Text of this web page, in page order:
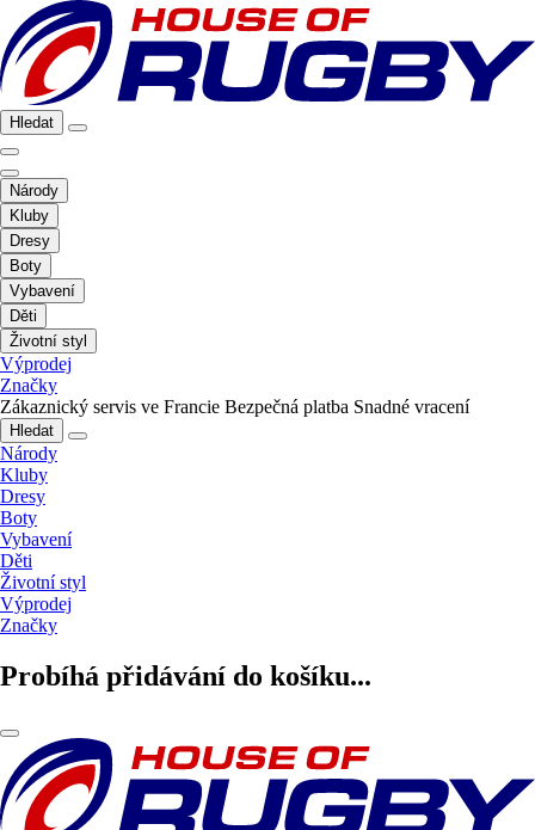
Hledat
Národy
Kluby
Dresy
Boty
Vybavení
Děti
Životní styl
Výprodej
Značky
Zákaznický servis ve Francie Bezpečná platba Snadné vracení
Hledat
Národy
Kluby
Dresy
Boty
Vybavení
Děti
Životní styl
Výprodej
Značky
Probíhá přidávání do košíku...